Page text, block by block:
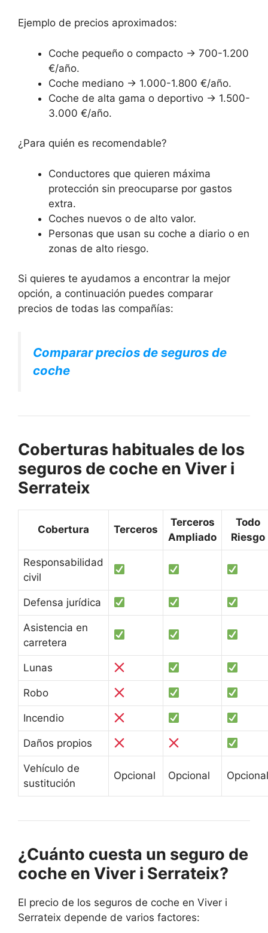
Ejemplo de precios aproximados:
Coche pequeño o compacto → 700-1.200
€/año.
Coche mediano → 1.000-1.800 €/año.
Coche de alta gama o deportivo → 1.500-
3.000 €/año.
¿Para quién es recomendable?
Conductores que quieren máxima
protección sin preocuparse por gastos
extra.
Coches nuevos o de alto valor.
Personas que usan su coche a diario o en
zonas de alto riesgo.
Si quieres te ayudamos a encontrar la mejor
opción, a continuación puedes comparar
precios de todas las compañías:
Comparar precios de seguros de
coche
Coberturas habituales de los
seguros de coche en Viver i
Serrateix
Cobertura Terceros
Terceros
Ampliado
Todo
Riesgo
Responsabilidad
civil
Defensa jurídica
Asistencia en
carretera
Lunas
Robo
Incendio
Daños propios
Vehículo de
sustitución
Opcional Opcional Opcional
¿Cuánto cuesta un seguro de
coche en Viver i Serrateix?
El precio de los seguros de coche en Viver i
Serrateix depende de varios factores: